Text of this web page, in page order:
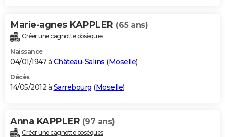
Marie-agnes KAPPLER (65 ans)
Créer une cagnotte obsèques
Naissance
04/01/1947 à Château-Salins (Moselle)
Décès
14/05/2012 à Sarrebourg (Moselle)
Anna KAPPLER (97 ans)
Créer une cagnotte obsèques